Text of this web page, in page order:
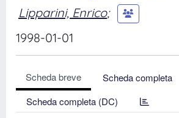
Lipparini, Enrico;
1998-01-01
Scheda breve
Scheda completa
Scheda completa (DC)